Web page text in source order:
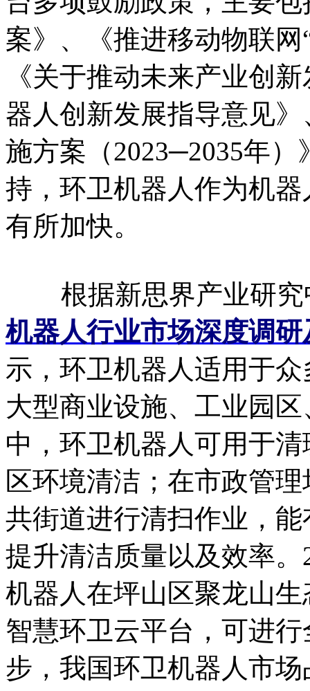
案》、《推进移动物联
《关于推动未来产业创
器人创新发展指导意见
施方案（2023─2035年
持，环卫机器人作为机
有所加快。
根据新思界产业研究
机器人行业市场深度调
示，环卫机器人适用于
大型商业设施、工业园
中，环卫机器人可用于
区环境清洁；在市政管
共街道进行清扫作业，
提升清洁质量以及效率
机器人在坪山区聚龙山
智慧环卫云平台，可进
步，我国环卫机器人市